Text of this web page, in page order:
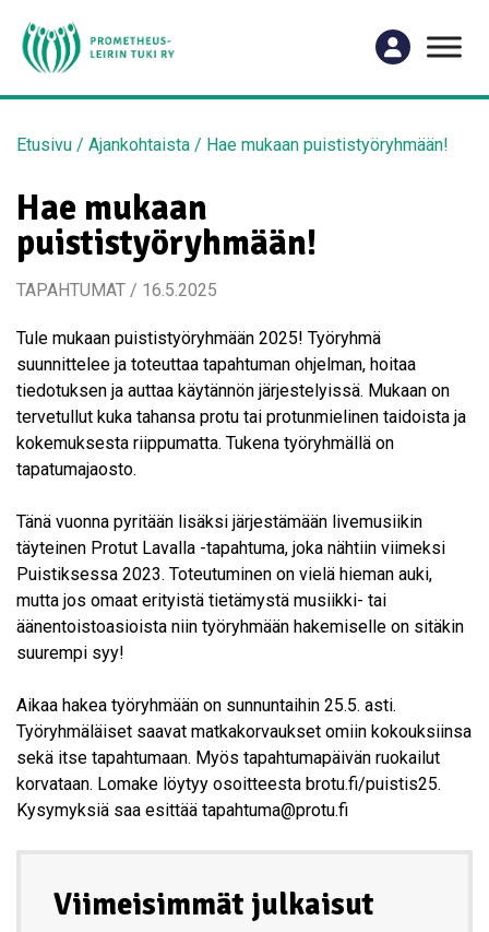
Etusivu / Ajankohtaista / Hae mukaan puististyöryhmään!
Hae mukaan
puististyöryhmään!
TAPAHTUMAT / 16.5.2025
Tule mukaan puististyöryhmään 2025! Työryhmä
suunnittelee ja toteuttaa tapahtuman ohjelman, hoitaa
tiedotuksen ja auttaa käytännön järjestelyissä. Mukaan on
tervetullut kuka tahansa protu tai protunmielinen taidoista ja
kokemuksesta riippumatta. Tukena työryhmällä on
tapatumajaosto.
Tänä vuonna pyritään lisäksi järjestämään livemusiikin
täyteinen Protut Lavalla -tapahtuma, joka nähtiin viimeksi
Puistiksessa 2023. Toteutuminen on vielä hieman auki,
mutta jos omaat erityistä tietämystä musiikki- tai
äänentoistoasioista niin työryhmään hakemiselle on sitäkin
suurempi syy!
Aikaa hakea työryhmään on sunnuntaihin 25.5. asti.
Työryhmäläiset saavat matkakorvaukset omiin kokouksiinsa
sekä itse tapahtumaan. Myös tapahtumapäivän ruokailut
korvataan. Lomake löytyy osoitteesta brotu.fi/puistis25.
Kysymyksiä saa esittää tapahtuma@protu.fi
Viimeisimmät julkaisut